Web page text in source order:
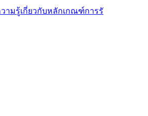
ามรู้เกี่ยวกับหลักเกณฑ์การรั